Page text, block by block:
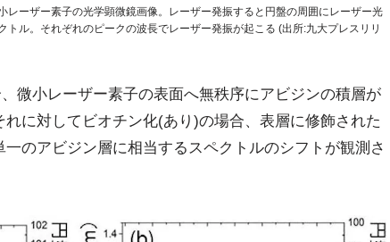
ーザー素子の光学顕微鏡画像。レーザー発振すると円盤の周囲にレーザー光
ル。それぞれのピークの波長でレーザー発振が起こる (出所:九大プレスリリ
微小レーザー素子の表面へ無秩序にアビジンの積層が
に対してビオチン化(あり)の場合、表層に修飾された
のアビジン層に相当するスペクトルのシフトが観測さ